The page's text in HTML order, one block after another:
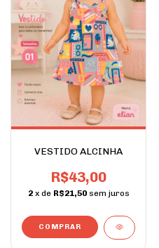
VESTIDO ALCINHA
R$43,00
2 x de R$21,50 sem juros
COMPRAR